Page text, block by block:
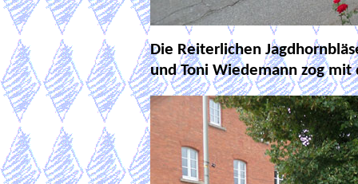
Die Reiterlichen
und Toni Wiedemann zog